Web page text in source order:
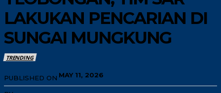
LAKUKAN PENCARIAN DI
SUNGAI MUNGKUNG
TRENDING
PUBLISHED ON MAY 11, 2026